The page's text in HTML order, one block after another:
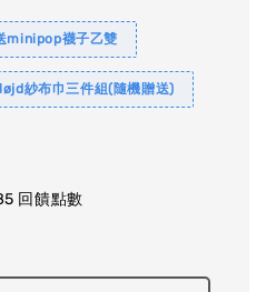
minipop襪子乙雙
紗布巾三件組(隨機贈送)
回饋點數